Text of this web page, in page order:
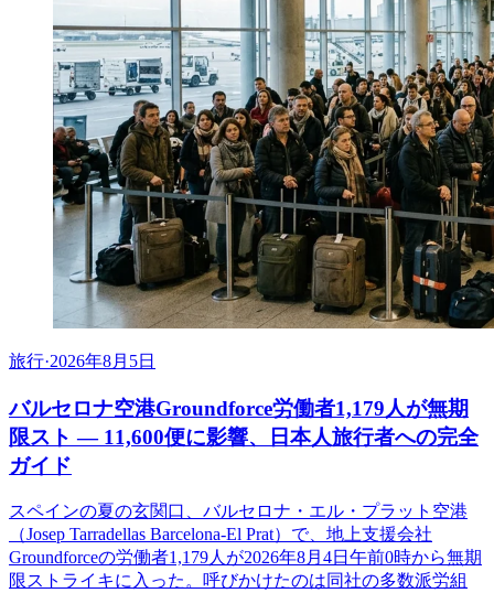
旅行·2026年8月5日
バルセロナ空港Groundforce労働者1,179人が無期
限スト ― 11,600便に影響、日本人旅行者への完全
ガイド
スペインの夏の玄関口、バルセロナ・エル・プラット空港
（Josep Tarradellas Barcelona-El Prat）で、地上支援会社
Groundforceの労働者1,179人が2026年8月4日午前0時から無期
限ストライキに入った。呼びかけたのは同社の多数派労組